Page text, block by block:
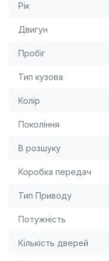
Рік
Двигун
Пробіг
Тип кузова
Колір
Покоління
В розшуку
Коробка передач
Тип Приводу
Потужність
Кількість дверей